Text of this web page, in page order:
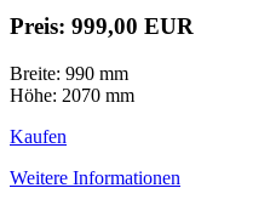
Preis: 999,00 EUR
Breite: 990 mm
Höhe: 2070 mm
Kaufen
Weitere Informationen